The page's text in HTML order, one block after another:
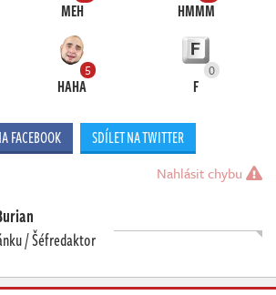
MEH HMMM
5
HAHA
0
F
FACEBOOK SDÍLET NA TWITTER
Nahlásit chybu
/ Šéfredaktor